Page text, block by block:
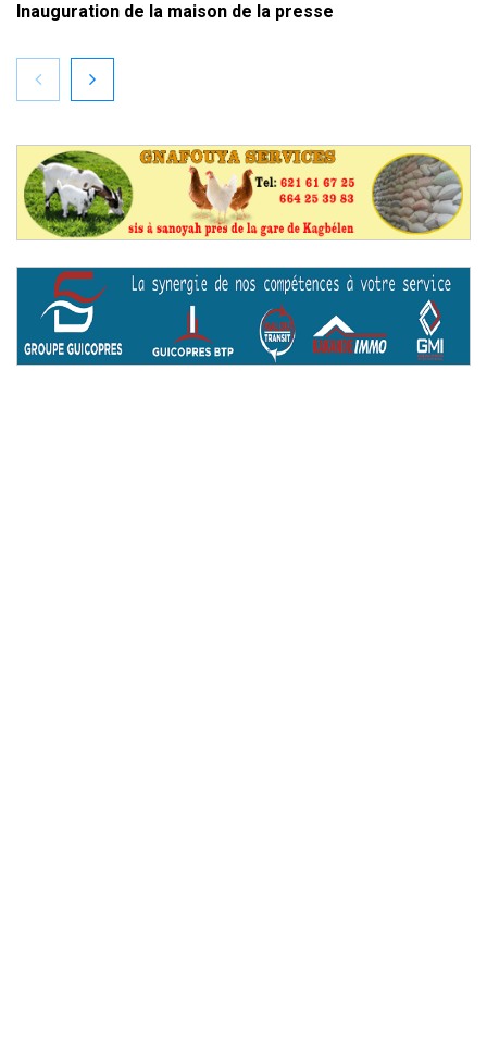
Inauguration de la maison de la presse